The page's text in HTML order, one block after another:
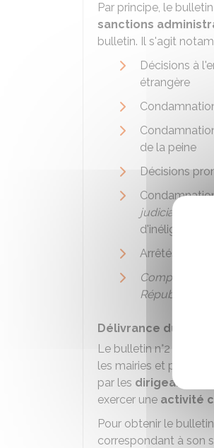
Par principe, le
sanctions
bulletin. Il s'agit
Décisions à
étrangère
de la peine
Décisions
judiciaire
d'inéligibilité
Arrêtés
Compositions
République
Délivrance du
Le bulletin n°2 du
les mairies et
par les dirigeants de
exercer une activité
Pour obtenir le
correspondant à son